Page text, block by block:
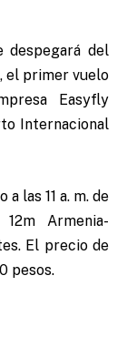
despegará del
el primer vuelo
Easyfly
Internacional
las 11 a. m. de
Armenia-
El precio de
pesos.